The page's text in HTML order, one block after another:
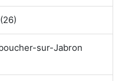
sur-Jabron